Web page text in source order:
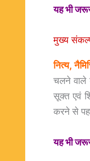
यह भी
मुख्य
नित्य,
चलने वाले
सूक्त एवं
करने से
यह भी